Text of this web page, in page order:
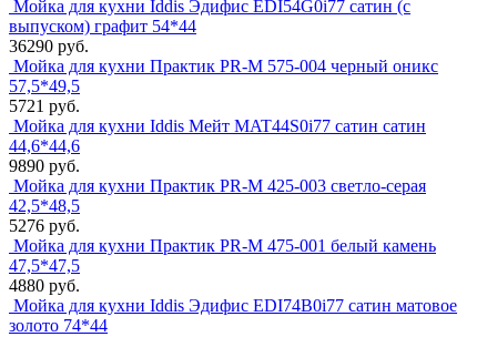
Мойка для кухни Iddis Эдифис EDI54G0i77 сатин (с
выпуском) графит 54*44
36290 руб.
Мойка для кухни Практик PR-M 575-004 черный оникс
57,5*49,5
5721 руб.
Мойка для кухни Iddis Мейт MAT44S0i77 сатин сатин
44,6*44,6
9890 руб.
Мойка для кухни Практик PR-M 425-003 светло-серая
42,5*48,5
5276 руб.
Мойка для кухни Практик PR-M 475-001 белый камень
47,5*47,5
4880 руб.
Мойка для кухни Iddis Эдифис EDI74B0i77 сатин матовое
золото 74*44